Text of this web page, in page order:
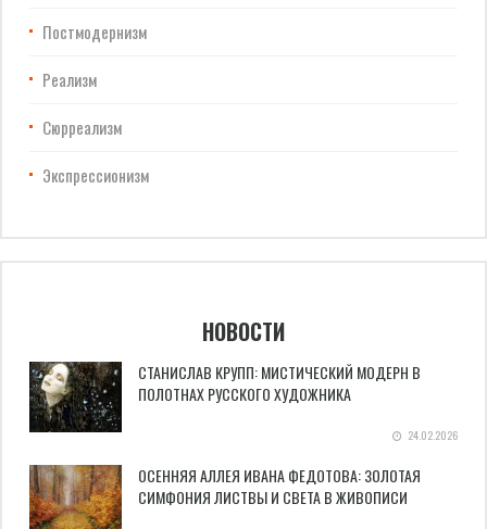
Постмодернизм
Реализм
Сюрреализм
Экспрессионизм
НОВОСТИ
СТАНИСЛАВ КРУПП: МИСТИЧЕСКИЙ МОДЕРН В
ПОЛОТНАХ РУССКОГО ХУДОЖНИКА
24.02.2026
ОСЕННЯЯ АЛЛЕЯ ИВАНА ФЕДОТОВА: ЗОЛОТАЯ
СИМФОНИЯ ЛИСТВЫ И СВЕТА В ЖИВОПИСИ